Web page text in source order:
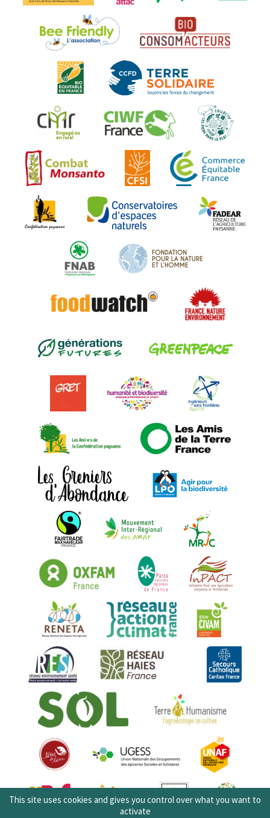
This site uses cookies and gives you control over what you want to
activate